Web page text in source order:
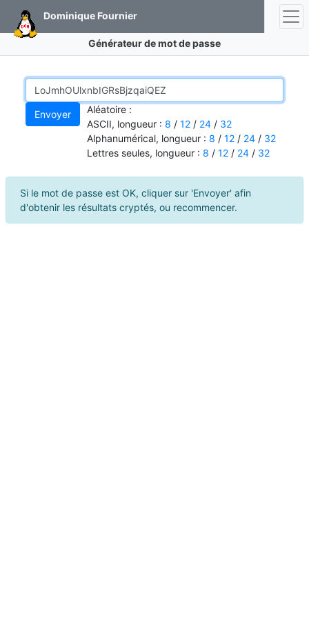
Dominique Fournier
Générateur de mot de passe
Aléatoire :
ASCII, longueur : 8 / 12 / 24 / 32
Alphanumérical, longueur : 8 / 12 / 24 / 32
Lettres seules, longueur : 8 / 12 / 24 / 32
Si le mot de passe est OK, cliquer sur 'Envoyer' afin
d'obtenir les résultats cryptés, ou recommencer.